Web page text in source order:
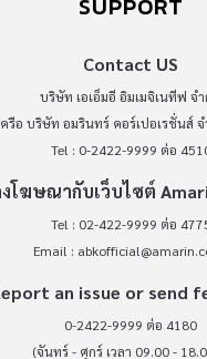
Contact US
บริษัท เอเอ็มอี อิมเมจิเนทีฟ จ
ครือ บริษัท อมรินทร์ คอร์เปอเรชั่นส์
Tel : 0-2422-9999 ต่อ
โฆษณากับเว็บไซต์
Tel : 02-422-9999 ต่อ
Email :
an issue or send
0-2422-9999 ต่อ 4180
(จันทร์ - ศุกร์ เวลา 09.00 -